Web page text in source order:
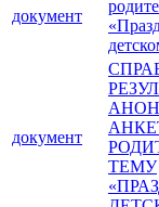
документ
документ
ТЕМУ